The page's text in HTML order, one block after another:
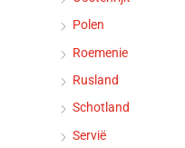
Polen
Roemenie
Rusland
Schotland
Servië